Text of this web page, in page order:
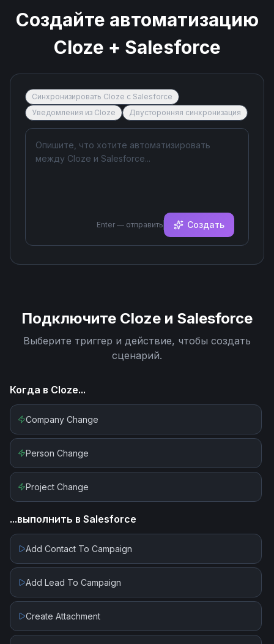
Создайте автоматизацию
Cloze + Salesforce
Синхронизировать Cloze с Salesforce
Уведомления из Cloze
Двусторонняя синхронизация
Enter — отправить Создать
Подключите Cloze и Salesforce
Выберите триггер и действие, чтобы создать
сценарий.
Когда в Cloze...
Company Change
Person Change
Project Change
...выполнить в Salesforce
Add Contact To Campaign
Add Lead To Campaign
Create Attachment